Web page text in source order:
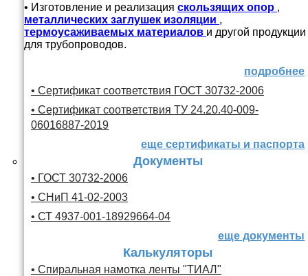
• Изготовление и реализация скользящих опор ,
металлических заглушек изоляции ,
термоусаживаемых материалов и другой продукции
для трубопроводов.
подробнее
• Сертификат соответствия ГОСТ 30732-2006
• Сертификат соответствия ТУ 24.20.40-009-
06016887-2019
еще сертификаты и паспорта
Документы
• ГОСТ 30732-2006
• СНиП 41-02-2003
• СТ 4937-001-18929664-04
еще документы
Калькуляторы
• Спиральная намотка ленты "ТИАЛ"